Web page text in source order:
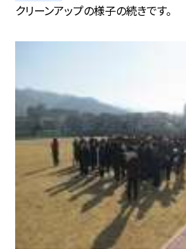
クリーンアップの様子の続きです。